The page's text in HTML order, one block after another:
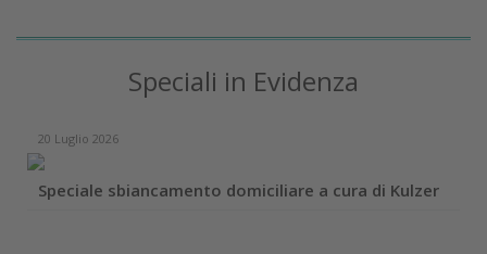
Speciali in Evidenza
20 Luglio 2026
Speciale sbiancamento domiciliare a cura di Kulzer